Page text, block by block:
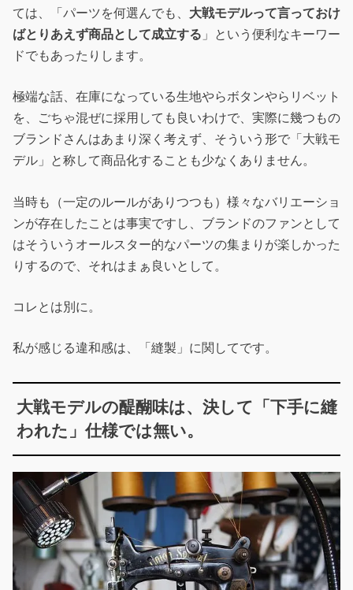
ては、「パーツを何選んでも、 大戦モデルって言っておけ
ばとりあえず商品として成立する 」という便利なキーワー
ドでもあったりします。
極端な話、在庫になっている生地やらボタンやらリベット
を、ごちゃ混ぜに採用しても良いわけで、実際に幾つもの
ブランドさんはあまり深く考えず、そういう形で「大戦モ
デル」と称して商品化することも少なくありません。
当時も（一定のルールがありつつも）様々なバリエーショ
ンが存在したことは事実ですし、ブランドのファンとして
はそういうオールスター的なパーツの集まりが楽しかった
りするので、それはまぁ良いとして。
コレとは別に。
私が感じる違和感は、「縫製」に関してです。
大戦モデルの醍醐味は、決して「下手に縫
われた」仕様では無い。